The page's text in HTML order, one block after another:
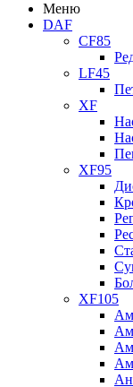
Меню
DAF
CF85
LF45
XF
XF95
XF105